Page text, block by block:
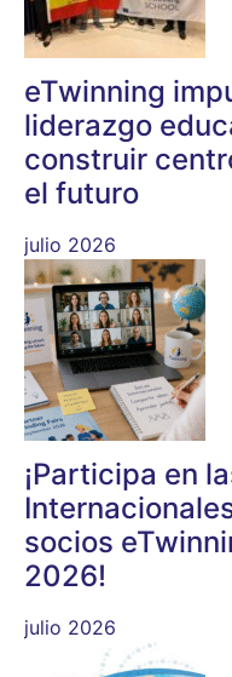
eTwinning
liderazgo
construir
el futuro
julio 2026
¡Participa en
socios
2026!
julio 2026